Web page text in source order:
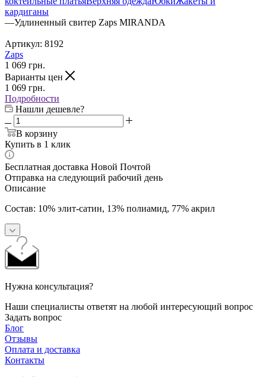
кардиганы
—Удлиненный свитер Zaps MIRANDA
Артикул: 8192
Zaps
1 069 грн.
Варианты цен
1 069 грн.
Подробности
Нашли дешевле?
В корзину
Купить в 1 клик
Бесплатная доставка Новой Почтой
Отправка на следующий рабочий день
Описание
Состав: 10% элит-сатин, 13% полиамид, 77% акрил
Нужна консультация?
Наши специалисты ответят на любой интересующий вопрос
Задать вопрос
Блог
Отзывы
Оплата и доставка
Контакты